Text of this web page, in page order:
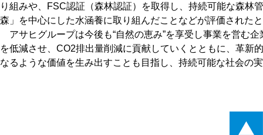
り組みや、FSC認証（森林認証）を取得し、持続可能な森林
森」を中心にした水涵養に取り組んだことなどが評価された
アサヒグループは今後も“自然の恵み”を享受し事業を営む
を低減させ、CO2排出量削減に貢献していくとともに、革新
なるような価値を生み出すことも目指し、持続可能な社会の